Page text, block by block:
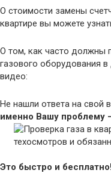
О стоимости замены
квартире вы можете
О том, как часто должны
газового оборудования
видео:
Не нашли ответа на свой
именно Вашу проблему
Это быстро и бесплатно!